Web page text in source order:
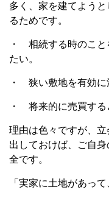
多く、家を建てよう
るためです。
・ 相続する時のこと
たい。
・ 狭い敷地を有効に
・ 将来的に売買する
理由は色々ですが、
出しておけば、ご自
全です。
「実家に土地があっ